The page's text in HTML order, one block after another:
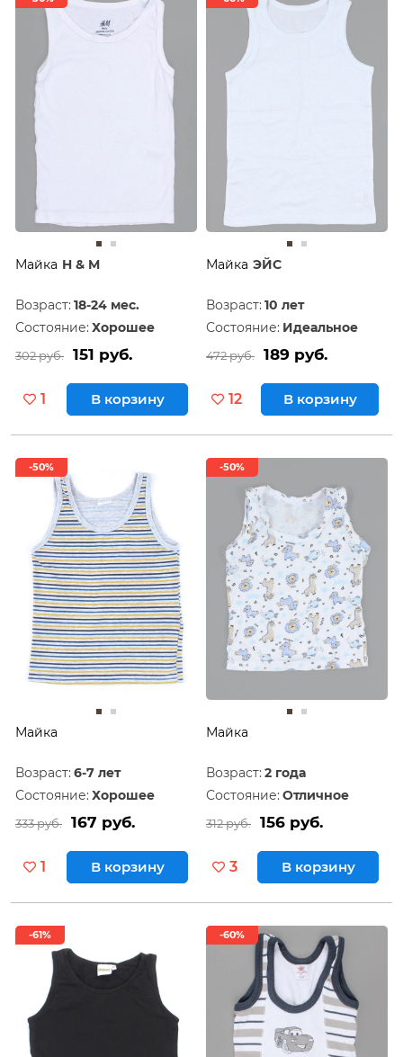
Майка H & M
Возраст: 18-24 мес.
Состояние: Хорошее
302 руб. 151 руб.
1 В корзину
Майка ЭЙС
Возраст: 10 лет
Состояние: Идеальное
472 руб. 189 руб.
12 В корзину
-50%
Майка
Возраст: 6-7 лет
Состояние: Хорошее
333 руб. 167 руб.
1 В корзину
-50%
Майка
Возраст: 2 года
Состояние: Отличное
312 руб. 156 руб.
3 В корзину
-61% -60%